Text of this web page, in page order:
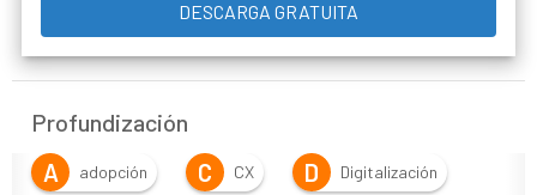
Profundización
A
adopción C CX D Digitalización